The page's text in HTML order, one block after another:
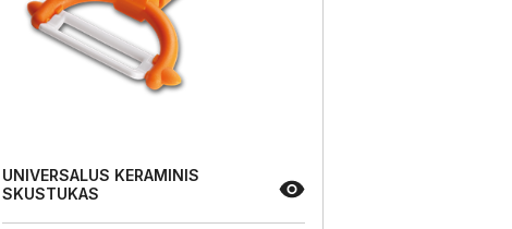
UNIVERSALUS KERAMINIS
SKUSTUKAS